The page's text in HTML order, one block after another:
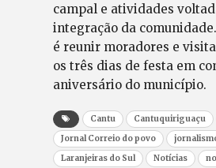
campal e atividades
integração da
é reunir moradores e
os três dias de festa em
aniversário do município.
Cantu Cantuquiriguaçu
Jornal Correio do povo
Laranjeiras do Sul
Notícias